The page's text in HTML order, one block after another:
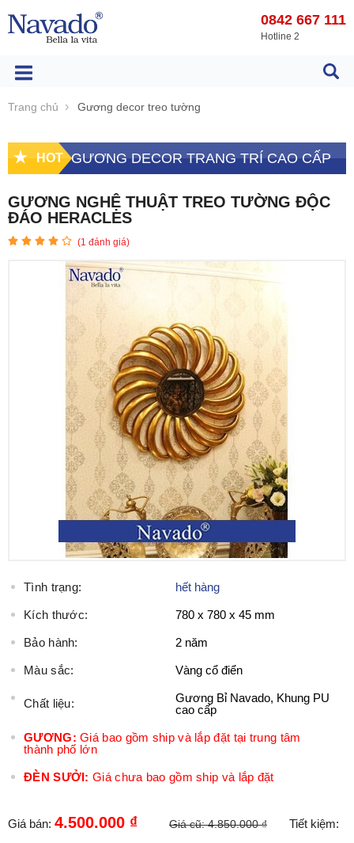
0842 667 111
Hotline 2
Trang chủ Gương decor treo tường
HOT GƯƠNG DECOR TRANG TRÍ CAO CẤP
GƯƠNG NGHỆ THUẬT TREO TƯỜNG ĐỘC
ĐÁO HERACLES
(1 đánh giá)
Tình trạng: hết hàng
Kích thước: 780 x 780 x 45 mm
Bảo hành: 2 năm
Màu sắc: Vàng cổ điển
Chất liệu:
Gương Bỉ Navado, Khung PU
cao cấp
GƯƠNG: Giá bao gồm ship và lắp đặt tại trung tâm
thành phố lớn
ĐÈN SƯỞI: Giá chưa bao gồm ship và lắp đặt
Giá bán: 4.500.000 ₫ Giá cũ:4.850.000 ₫
Tiết kiệm: